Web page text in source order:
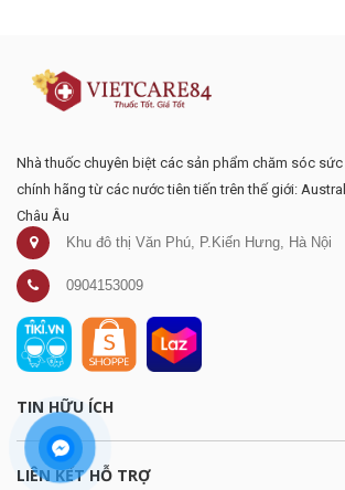
Nhà thuốc chuyên biệt các sản phẩm chăm sóc
chính hãng từ các nước tiên tiến trên thế giới:
Châu Âu
Khu đô thị Văn Phú, P.Kiến Hưng, Hà Nội
0904153009
TIN HỮU ÍCH
LIÊN KẾT HỖ TRỢ